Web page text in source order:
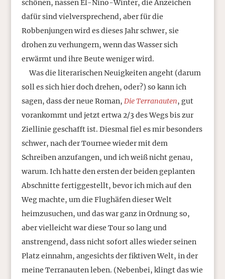
schönen, nassen El-Nino-Winter, die Anzeichen
dafür sind vielversprechend, aber für die
Robbenjungen wird es dieses Jahr schwer, sie
drohen zu verhungern, wenn das Wasser sich
erwärmt und ihre Beute weniger wird.
Was die literarischen Neuigkeiten angeht (darum
soll es sich hier doch drehen, oder?) so kann ich
sagen, dass der neue Roman, Die Terranauten, gut
vorankommt und jetzt ertwa 2/3 des Wegs bis zur
Ziellinie geschafft ist. Diesmal fiel es mir besonders
schwer, nach der Tournee wieder mit dem
Schreiben anzufangen, und ich weiß nicht genau,
warum. Ich hatte den ersten der beiden geplanten
Abschnitte fertiggestellt, bevor ich mich auf den
Weg machte, um die Flughäfen dieser Welt
heimzusuchen, und das war ganz in Ordnung so,
aber vielleicht war diese Tour so lang und
anstrengend, dass nicht sofort alles wieder seinen
Platz einnahm, angesichts der fiktiven Welt, in der
meine Terranauten leben. (Nebenbei, klingt das wie